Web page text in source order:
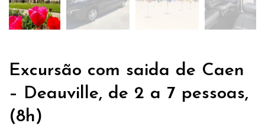
Excursão com saida de Caen
– Deauville, de 2 a 7 pessoas,
(8h)